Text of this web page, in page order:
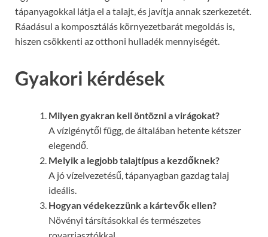
tápanyagokkal látja el a talajt, és javítja annak szerkezetét.
Ráadásul a komposztálás környezetbarát megoldás is,
hiszen csökkenti az otthoni hulladék mennyiségét.
Gyakori kérdések
Milyen gyakran kell öntözni a virágokat?
A vízigénytől függ, de általában hetente kétszer
elegendő.
Melyik a legjobb talajtípus a kezdőknek?
A jó vízelvezetésű, tápanyagban gazdag talaj
ideális.
Hogyan védekezzünk a kártevők ellen?
Növényi társításokkal és természetes